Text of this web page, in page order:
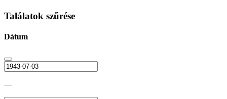
Találatok szűrése
Dátum
—